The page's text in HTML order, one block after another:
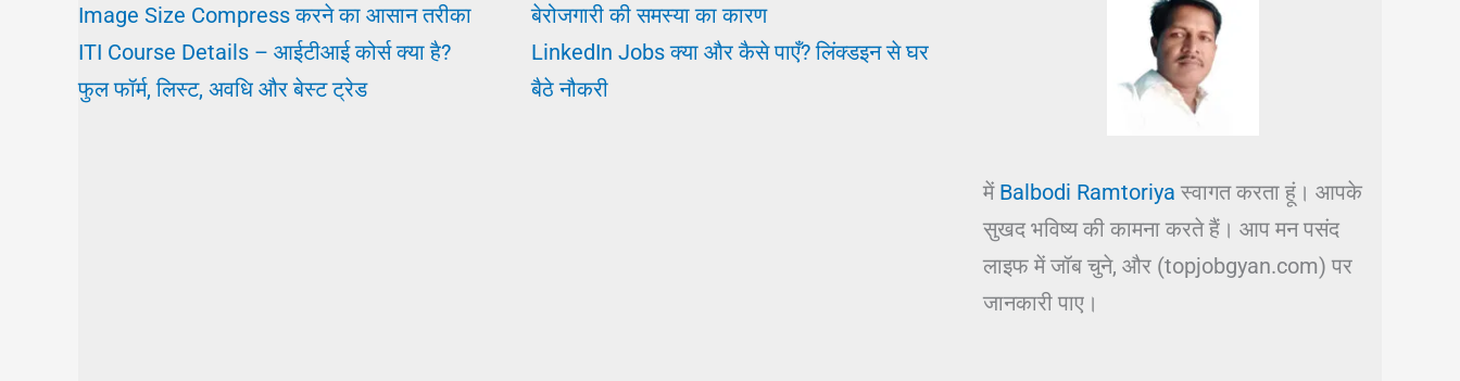
Image Size Compress करने का आसान तरीका
ITI Course Details – आईटीआई कोर्स क्या है?
फुल फॉर्म, लिस्ट, अवधि और बेस्ट ट्रेड
बेरोजगारी की समस्या का कारण
LinkedIn Jobs क्या और कैसे पाएँ? लिंक्डइन से घर
बैठे नौकरी
में Balbodi Ramtoriya स्वागत करता हूं। आपके
सुखद भविष्य की कामना करते हैं। आप मन पसंद
लाइफ में जॉब चुने, और (topjobgyan.com) पर
जानकारी पाए।